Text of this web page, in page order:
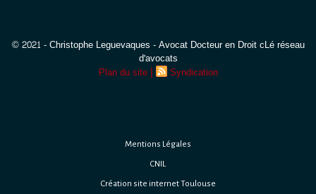
© 2021 - Christophe Leguevaques - Avocat Docteur en Droit cLé réseau
d'avocats
Plan du site | Syndication
Mentions Légales
CNIL
Création site internet Toulouse